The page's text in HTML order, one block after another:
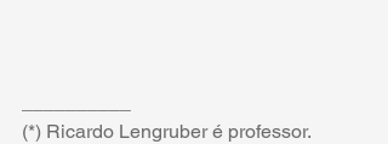
(*) Ricardo Lengruber é professor.